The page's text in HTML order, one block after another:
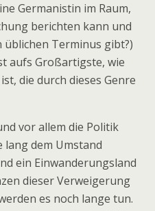
Germanistin im Raum,
berichten kann und
üblichen Terminus gibt?)
aufs Großartigste, wie
die durch dieses Genre
vor allem die Politik
lang dem Umstand
ein Einwanderungsland
dieser Verweigerung
es noch lange tun.